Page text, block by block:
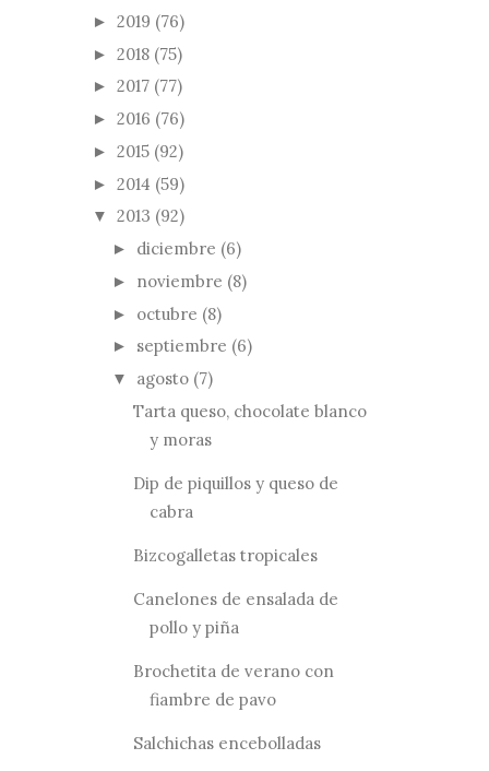
► 2019 (76)
► 2018 (75)
► 2017 (77)
► 2016 (76)
► 2015 (92)
► 2014 (59)
▼ 2013 (92)
► diciembre (6)
► noviembre (8)
► octubre (8)
► septiembre (6)
▼ agosto (7)
Tarta queso, chocolate blanco
y moras
Dip de piquillos y queso de
cabra
Bizcogalletas tropicales
Canelones de ensalada de
pollo y piña
Brochetita de verano con
fiambre de pavo
Salchichas encebolladas